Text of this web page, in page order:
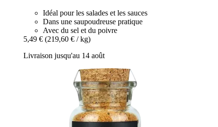
Idéal pour les salades et les sauces
Dans une saupoudreuse pratique
Avec du sel et du poivre
5,49 € (219,60 € / kg)
Livraison jusqu'au 14 août